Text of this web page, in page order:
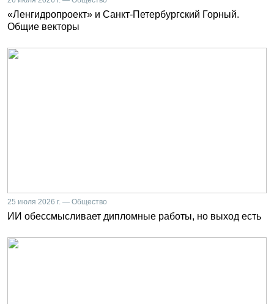
«Ленгидропроект» и Санкт-Петербургский Горный.
Общие векторы
25 июля 2026 г. — Общество
ИИ обессмысливает дипломные работы, но выход есть